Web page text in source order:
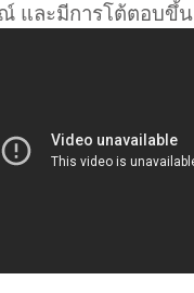
และมีการโต้ตอบขึ้น